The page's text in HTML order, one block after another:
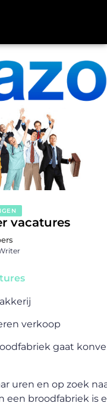
vacatures
verkoop
gaat
uren en op zoek
een broodfabriek is